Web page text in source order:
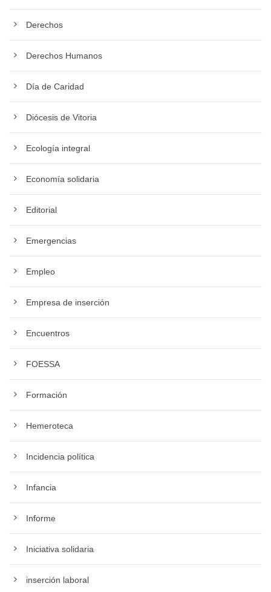
Derechos
Derechos Humanos
Día de Caridad
Diócesis de Vitoria
Ecología integral
Economía solidaria
Editorial
Emergencias
Empleo
Empresa de inserción
Encuentros
FOESSA
Formación
Hemeroteca
Incidencia política
Infancia
Informe
Iniciativa solidaria
inserción laboral